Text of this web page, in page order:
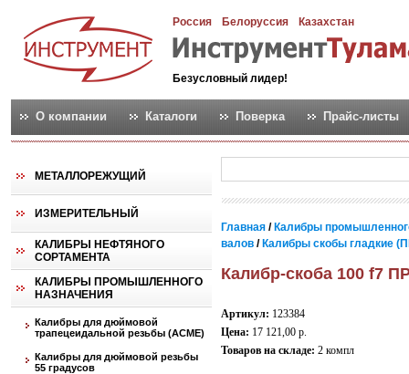
Россия Белоруссия Казахстан
Безусловный лидер!
О компании Каталоги Поверка Прайс-листы
МЕТАЛЛОРЕЖУЩИЙ
ИЗМЕРИТЕЛЬНЫЙ
КАЛИБРЫ НЕФТЯНОГО
СОРТАМЕНТА
КАЛИБРЫ ПРОМЫШЛЕННОГО
НАЗНАЧЕНИЯ
Калибры для дюймовой
трапецеидальной резьбы (АСМЕ)
Калибры для дюймовой резьбы
55 градусов
Главная / Калибры
валов / Калибры скобы гладкие
Калибр-скоба 100 f7
Артикул: 123384
Цена: 17 121,00 р.
Товаров на складе: 2 компл